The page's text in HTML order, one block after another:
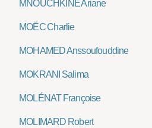
MNOUCHKINE Ariane
MOËC Charlie
MOHAMED Anssoufouddine
MOKRANI Salima
MOLÉNAT Françoise
MOLIMARD Robert